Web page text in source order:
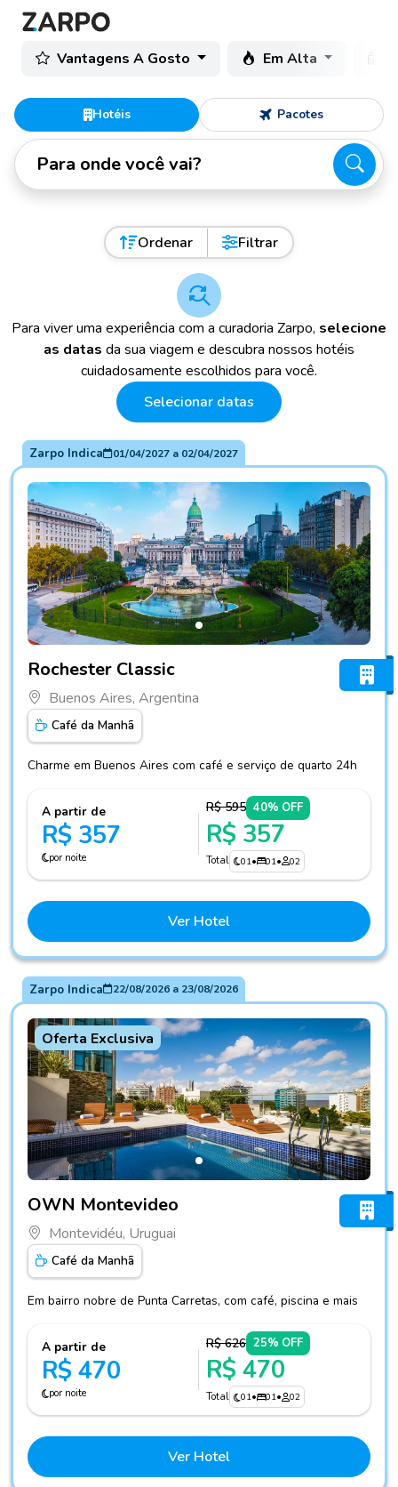
Vantagens A Gosto Em Alta
Hotéis Pacotes
Para onde você vai?
Ordenar Filtrar
Para viver uma experiência com a curadoria Zarpo, selecione
as datas da sua viagem e descubra nossos hotéis
cuidadosamente escolhidos para você.
Selecionar datas
Zarpo Indica 01/04/2027a 02/04/2027
Rochester Classic
Buenos Aires, Argentina
Café da Manhã
Charme em Buenos Aires com café e serviço de quarto 24h
A partir de
R$ 357
por noite
R$ 595 40% OFF
R$ 357
Total 01• 01• 02
Ver Hotel
Zarpo Indica 22/08/2026a 23/08/2026
Oferta Exclusiva
OWN Montevideo
Montevidéu, Uruguai
Café da Manhã
Em bairro nobre de Punta Carretas, com café, piscina e mais
A partir de
R$ 470
por noite
R$ 626 25% OFF
R$ 470
Total 01• 01• 02
Ver Hotel